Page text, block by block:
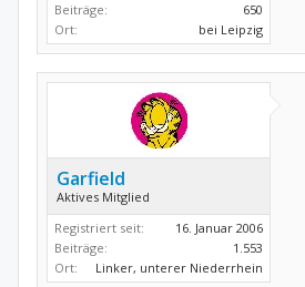
Beiträge:
650
Ort:
bei Leipzig
Garfield
Aktives Mitglied
Registriert seit:
16. Januar 2006
Beiträge:
1.553
Ort:
Linker, unterer Niederrhein